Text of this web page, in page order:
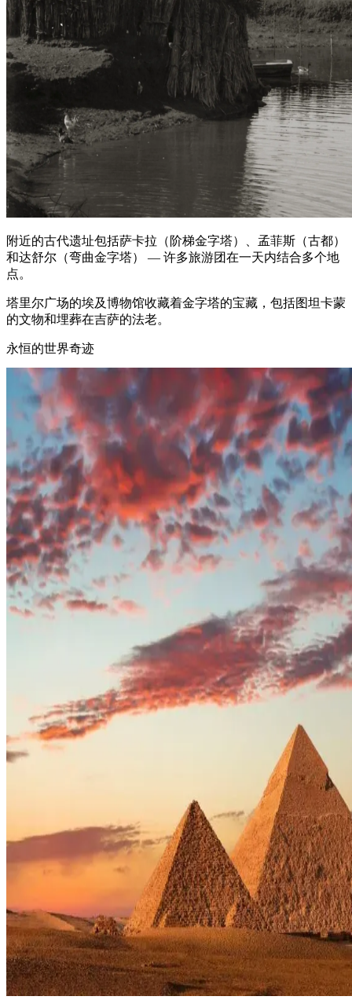
附近的古代遗址包括萨卡拉（阶梯金字塔）、孟菲斯（古都）
和达舒尔（弯曲金字塔） — 许多旅游团在一天内结合多个地
点。
塔里尔广场的埃及博物馆收藏着金字塔的宝藏，包括图坦卡蒙
的文物和埋葬在吉萨的法老。
永恒的世界奇迹